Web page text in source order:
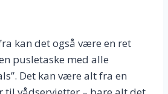
kan det også være en ret
pusletaske med alle
Det kan være alt fra en